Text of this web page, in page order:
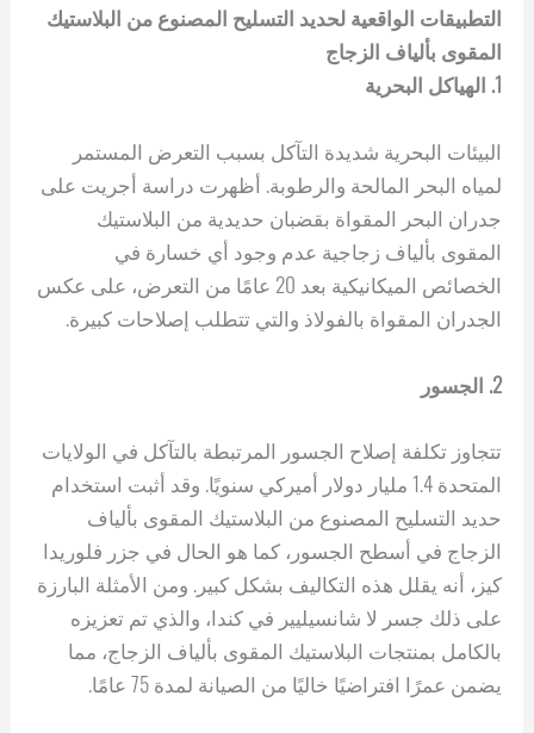
التطبيقات الواقعية لحديد التسليح المصنوع من البلاستيك
المقوى بألياف الزجاج
1. الهياكل البحرية
البيئات البحرية شديدة التآكل بسبب التعرض المستمر
لمياه البحر المالحة والرطوبة. أظهرت دراسة أجريت على
جدران البحر المقواة بقضبان حديدية من البلاستيك
المقوى بألياف زجاجية عدم وجود أي خسارة في
الخصائص الميكانيكية بعد 20 عامًا من التعرض، على عكس
الجدران المقواة بالفولاذ والتي تتطلب إصلاحات كبيرة.
2. الجسور
تتجاوز تكلفة إصلاح الجسور المرتبطة بالتآكل في الولايات
المتحدة 1.4 مليار دولار أميركي سنويًا. وقد أثبت استخدام
حديد التسليح المصنوع من البلاستيك المقوى بألياف
الزجاج في أسطح الجسور، كما هو الحال في جزر فلوريدا
كيز، أنه يقلل هذه التكاليف بشكل كبير. ومن الأمثلة البارزة
على ذلك جسر لا شانسيليير في كندا، والذي تم تعزيزه
بالكامل بمنتجات البلاستيك المقوى بألياف الزجاج، مما
يضمن عمرًا افتراضيًا خاليًا من الصيانة لمدة 75 عامًا.